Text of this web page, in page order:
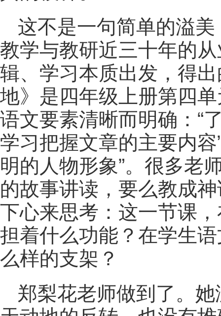
这不是一句简单的溢
教学与教研近三十年的
辑、学习本质出发，得
地》是四年级上册第四
语文要素清晰而明确：“
学习把握文章的主要内
明的人物形象”。很多老
的故事讲读，要么教成
下心来思考：这一节课
担着什么功能？在学生
么样的支架？
郑梨花老师做到了。